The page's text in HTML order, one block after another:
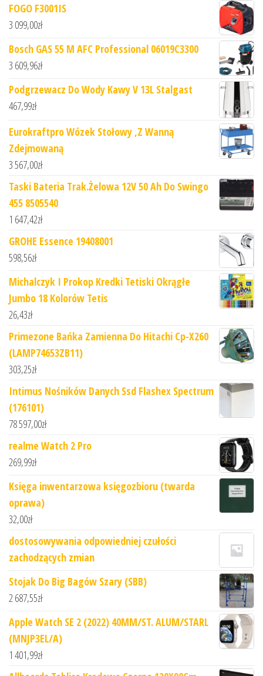
FOGO F3001IS
3 099,00zł
Bosch GAS 55 M AFC Professional 06019C3300
3 609,96zł
Podgrzewacz Do Wody Kawy V 13L Stalgast
467,99zł
Eurokraftpro Wózek Stołowy ,Z Wanną
Zdejmowaną
3 567,00zł
Taski Bateria Trak.Żelowa 12V 50 Ah Do Swingo
455 8505540
1 647,42zł
GROHE Essence 19408001
598,56zł
Michalczyk I Prokop Kredki Tetiski Okrągłe
Jumbo 18 Kolorów Tetis
26,43zł
Primezone Bańka Zamienna Do Hitachi Cp-X260
(LAMP74653ZB11)
303,25zł
Intimus Nośników Danych Ssd Flashex Spectrum
(176101)
78 597,00zł
realme Watch 2 Pro
269,99zł
Księga inwentarzowa księgozbioru (twarda
oprawa)
32,00zł
dostosowywania odpowiedniej czułości
zachodzących zmian
Stojak Do Big Bagów Szary (SBB)
2 687,55zł
Apple Watch SE 2 (2022) 40MM/ST. ALUM/STARL
(MNJP3EL/A)
1 401,99zł